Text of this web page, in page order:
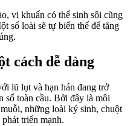
vi khuẩn có thể sinh sôi cũng
số loài sẽ tự biến thể để tăng
cách dễ dàng
lũ lụt và hạn hán đang trở
số toàn cầu. Bởi đây là môi
những loài ký sinh, chuột
triển mạnh.